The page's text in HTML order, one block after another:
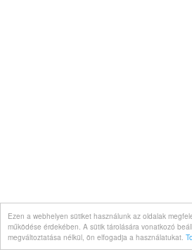
Ezen a webhelyen sütiket használunk az oldalak
működése érdekében. A sütik tárolására vonatkozó
megváltoztatása nélkül, ön elfogadja a használatukat.